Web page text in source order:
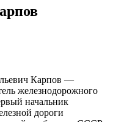
Карпов —
железнодорожного
начальник
дороги